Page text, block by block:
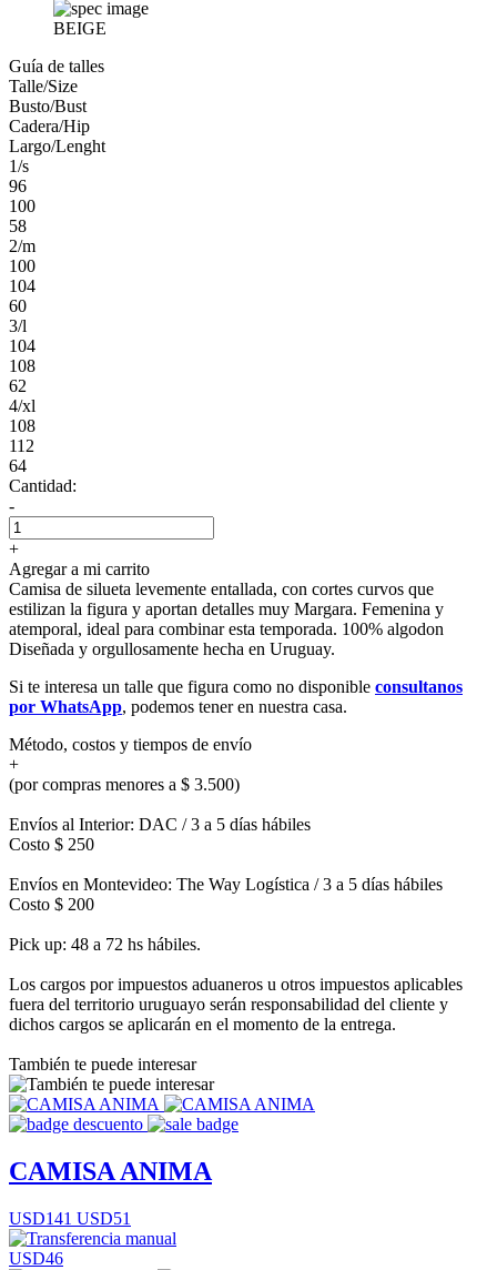
BEIGE
Guía de talles
Talle/Size
Busto/Bust
Cadera/Hip
Largo/Lenght
1/s
96
100
58
2/m
100
104
60
3/l
104
108
62
4/xl
108
112
64
Cantidad:
-
+
Agregar a mi carrito
Camisa de silueta levemente entallada, con cortes curvos que
estilizan la figura y aportan detalles muy Margara. Femenina y
atemporal, ideal para combinar esta temporada. 100% algodon
Diseñada y orgullosamente hecha en Uruguay.
Si te interesa un talle que figura como no disponible consultanos
por WhatsApp, podemos tener en nuestra casa.
Método, costos y tiempos de envío
+
(por compras menores a $ 3.500)
Envíos al Interior: DAC / 3 a 5 días hábiles
Costo $ 250
Envíos en Montevideo: The Way Logística / 3 a 5 días hábiles
Costo $ 200
Pick up: 48 a 72 hs hábiles.
Los cargos por impuestos aduaneros u otros impuestos aplicables
fuera del territorio uruguayo serán responsabilidad del cliente y
dichos cargos se aplicarán en el momento de la entrega.
También te puede interesar
CAMISA ANIMA
USD141 USD51
USD46